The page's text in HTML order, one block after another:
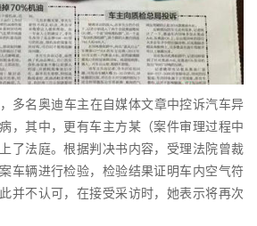
多名奥迪车主在自媒体文章中控诉汽车异
，其中，更有车主方某（案件审理过程中
了法庭。根据判决书内容，受理法院曾裁
车辆进行检验，检验结果证明车内空气符
并不认可，在接受采访时，她表示将再次